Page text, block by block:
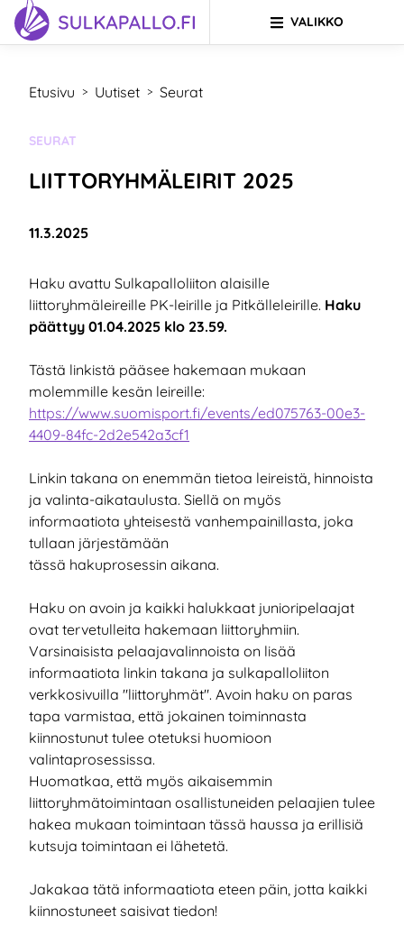
Siirry sivun sisältöön
SIIRRY ETUSIVULLE
VALIKKO
Etusivu > Uutiset > Seurat
KATEGORIA:
SEURAT
LIITTORYHMÄLEIRIT 2025
Julkaistu:
11.3.2025
Haku avattu Sulkapalloliiton alaisille
liittoryhmäleireille PK-leirille ja Pitkälleleirille. Haku
päättyy 01.04.2025 klo 23.59.
Tästä linkistä pääsee hakemaan mukaan
molemmille kesän leireille:
https://www.suomisport.fi/events/ed075763-00e3-
4409-84fc-2d2e542a3cf1
Linkin takana on enemmän tietoa leireistä, hinnoista
ja valinta-aikataulusta. Siellä on myös
informaatiota yhteisestä vanhempainillasta, joka
tullaan järjestämään
tässä hakuprosessin aikana.
Haku on avoin ja kaikki halukkaat junioripelaajat
ovat tervetulleita hakemaan liittoryhmiin.
Varsinaisista pelaajavalinnoista on lisää
informaatiota linkin takana ja sulkapalloliiton
verkkosivuilla "liittoryhmät". Avoin haku on paras
tapa varmistaa, että jokainen toiminnasta
kiinnostunut tulee otetuksi huomioon
valintaprosessissa.
Huomatkaa, että myös aikaisemmin
liittoryhmätoimintaan osallistuneiden pelaajien tulee
hakea mukaan toimintaan tässä haussa ja erillisiä
kutsuja toimintaan ei lähetetä.
Jakakaa tätä informaatiota eteen päin, jotta kaikki
kiinnostuneet saisivat tiedon!